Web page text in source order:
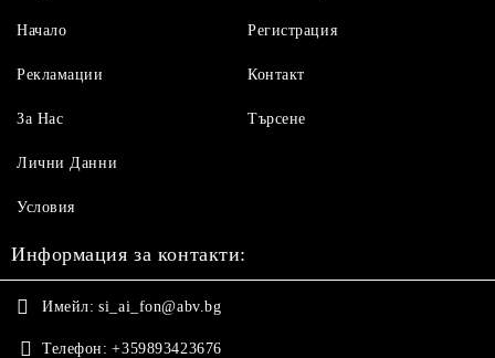
Начало
Рекламации
За Нас
Регистрация
Контакт
Търсене
Лични Данни
Условия
Информация за контакти:
Имейл: si_ai_fon@abv.bg
Телефон: +359893423676